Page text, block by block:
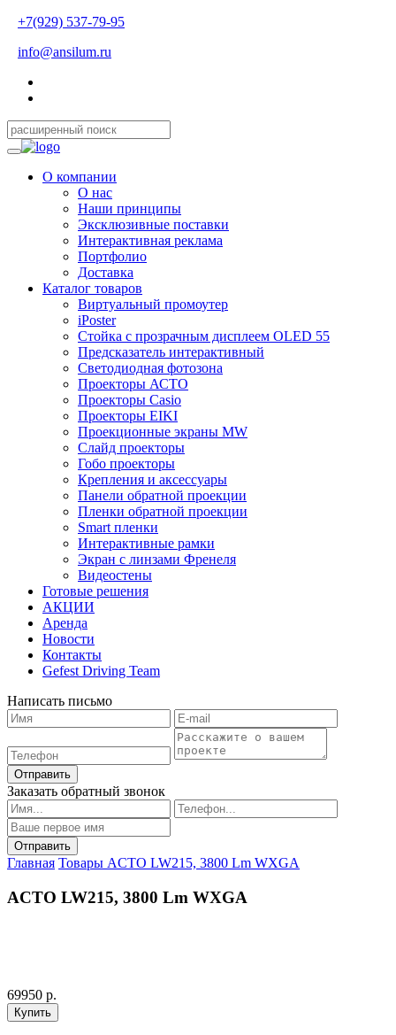
+7(929) 537-79-95
info@ansilum.ru
О компании
О нас
Наши принципы
Эксклюзивные поставки
Интерактивная реклама
Портфолио
Доставка
Каталог товаров
Виртуальный промоутер
iPoster
Стойка с прозрачным дисплеем OLED 55
Предсказатель интерактивный
Светодиодная фотозона
Проекторы АСТО
Проекторы Casio
Проекторы EIKI
Проекционные экраны MW
Слайд проекторы
Гобо проекторы
Крепления и аксессуары
Панели обратной проекции
Пленки обратной проекции
Smart пленки
Интерактивные рамки
Экран с линзами Френеля
Видеостены
Готовые решения
АКЦИИ
Аренда
Новости
Контакты
Gefest Driving Team
Написать письмо
Отправить
Заказать обратный звонок
Главная Товары ACTO LW215, 3800 Lm WXGA
ACTO LW215, 3800 Lm WXGA
69950 р.